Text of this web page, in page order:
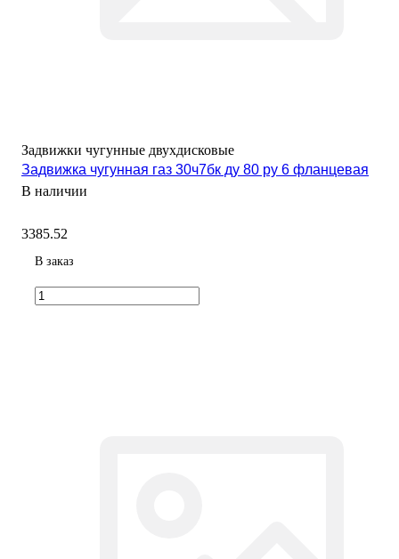
Задвижки чугунные двухдисковые
Задвижка чугунная газ 30ч7бк ду 80 ру 6 фланцевая
В наличии
3385.52
В заказ